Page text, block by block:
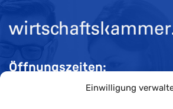
Einwilligung
Öffnungszeiten:
Mo-Do 08:00 bis 11:30 und 13:30 bis 16:30